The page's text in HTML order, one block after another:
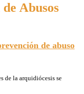
Abusos
de abuso
de la arquidiócesis se